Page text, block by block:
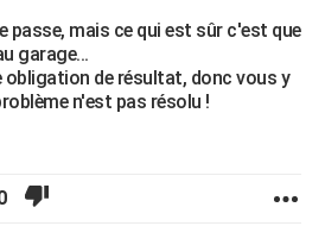
passe, mais ce qui est sûr c'est que
garage...
obligation de résultat, donc vous y
n'est pas résolu !